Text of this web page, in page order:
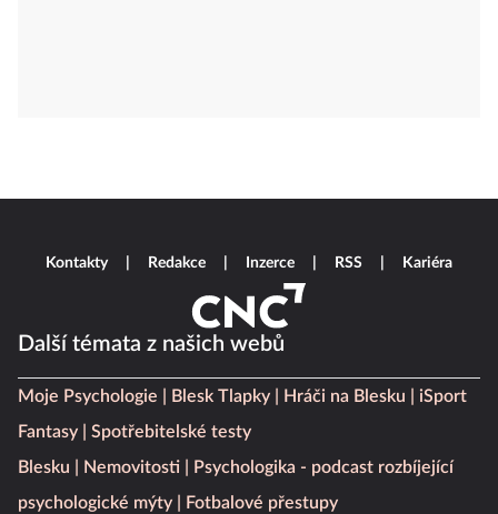
Další témata z našich webů
Moje Psychologie Blesk Tlapky Hráči na Blesku
iSport
Fantasy
Spotřebitelské testy
Blesku
Nemovitosti
Psychologika - podcast rozbíjející
psychologické mýty
Fotbalové přestupy
Kontakty Redakce Inzerce RSS Kariéra